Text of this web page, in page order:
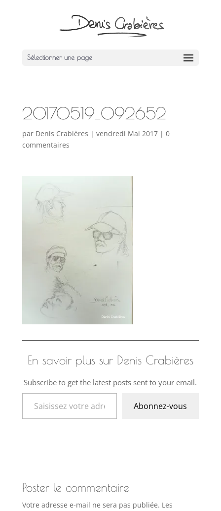
Sélectionner une page
20170519_092652
par Denis Crabières | vendredi Mai 2017| 0
commentaires
En savoir plus sur Denis Crabières
Subscribe to get the latest posts sent to your email.
Saisissez votre adresse e-mail…
Abonnez-vous
Poster le commentaire
Votre adresse e-mail ne sera pas publiée. Les